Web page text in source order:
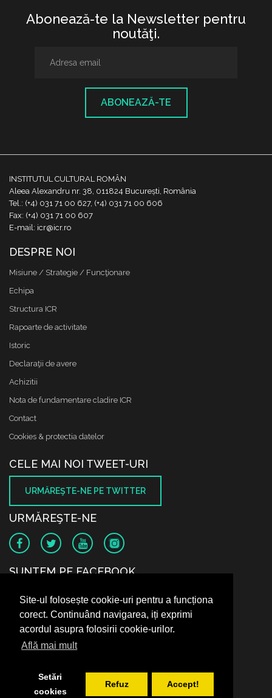
Site-ul folosește cookie-uri pentru a funcționa
corect. Continuând navigarea, iți exprimi
acordul asupra folosirii cookie-urilor.
Află mai mult
Setări
cookies
Refuz Accept!
Abonează-te la Newsletter pentru
noutăţi.
ABONEAZĂ-TE
INSTITUTUL CULTURAL ROMÂN
Aleea Alexandru nr. 38, 011824 București, România
Tel.: (+4) 031 71 00 627, (+4) 031 71 00 606
Fax: (+4) 031 71 00 607
E-mail: icr@icr.ro
DESPRE NOI
Misiune / Strategie / Funcţionare
Echipa
Structura ICR
Rapoarte de activitate
Istoric
Declaraţii de avere
Achizitii
Nota de fundamentare cladire ICR
Contact
Cookies & protectia datelor
CELE MAI NOI TWEET-URI
URMĂREŞTE-NE PE TWITTER
URMĂREŞTE-NE
SUNTEM PE FACEBOOK